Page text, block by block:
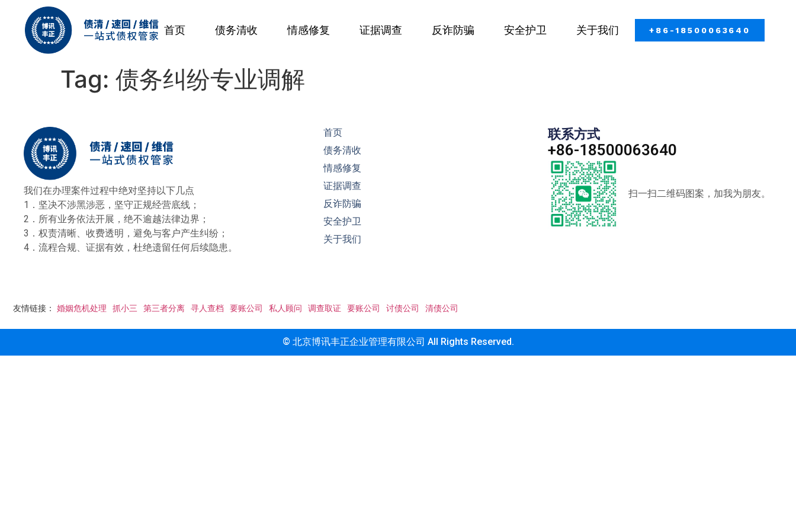
首页 债务清收 情感修复 证据调查 反诈防骗 安全护卫 关于我们 +86-18500063640
Tag: 债务纠纷专业调解
我们在办理案件过程中绝对坚持以下几点
1．坚决不涉黑涉恶，坚守正规经营底线；
2．所有业务依法开展，绝不逾越法律边界；
3．权责清晰、收费透明，避免与客户产生纠纷；
4．流程合规、证据有效，杜绝遗留任何后续隐患。
首页
债务清收
情感修复
证据调查
反诈防骗
安全护卫
关于我们
联系方式
+86-18500063640
扫一扫二维码图案，加我为朋友。
友情链接： 婚姻危机处理 抓小三 第三者分离 寻人查档 要账公司 私人顾问 调查取证 要账公司 讨债公司 清债公司
© 北京博讯丰正企业管理有限公司 All Rights Reserved.